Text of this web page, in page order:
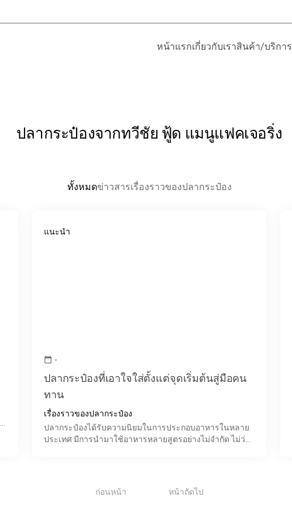
หน้าแรกเกี่ยวกับเราสินค้า/บริการ
ปลากระป๋องจากทวีชัย ฟู้ด แมนูแฟคเจอริ่ง
ทั้งหมดข่าวสารเรื่องราวของปลากระป๋อง
แนะนำ
calendar_today -
ปลากระป๋องที่เอาใจใส่ตั้งแต่จุดเริ่มต้นสู่มือคน
ทาน
เรื่องราวของปลากระป๋อง
ปลากระป๋องได้รับความนิยมในการประกอบอาหารในหลาย
ประเทศ มีการนำมาใช้อาหารหลายสูตรอย่างไม่จำกัด ไม่ว่า
ก่อนหน้า หน้าถัดไป